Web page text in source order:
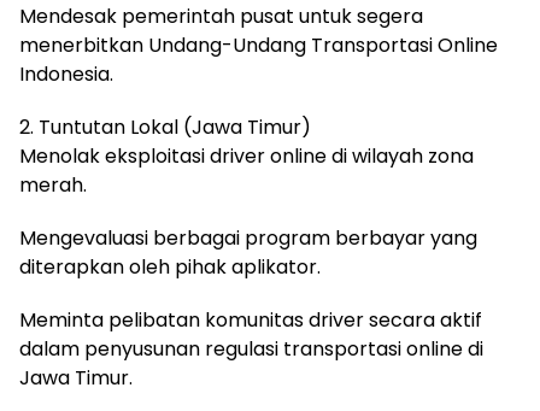
Mendesak pemerintah pusat untuk segera
menerbitkan Undang-Undang Transportasi Online
Indonesia.
2. Tuntutan Lokal (Jawa Timur)
Menolak eksploitasi driver online di wilayah zona
merah.
Mengevaluasi berbagai program berbayar yang
diterapkan oleh pihak aplikator.
Meminta pelibatan komunitas driver secara aktif
dalam penyusunan regulasi transportasi online di
Jawa Timur.